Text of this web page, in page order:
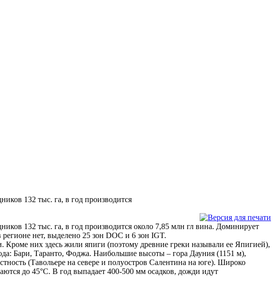
132 тыс. га, в год производится
132 тыс. га, в год производится около 7,85 млн гл вина. Доминирует
нет, выделено 25 зон DOC и 6 зон IGT.
Кроме них здесь жили япиги (поэтому древние греки называли ее Япигией),
Бари, Таранто, Фоджа. Наибольшие высоты – гора Дауния (1151 м),
(Тавольере на севере и полуостров Салентина на юге). Широко
до 45°С. В год выпадает 400-500 мм осадков, дожди идут